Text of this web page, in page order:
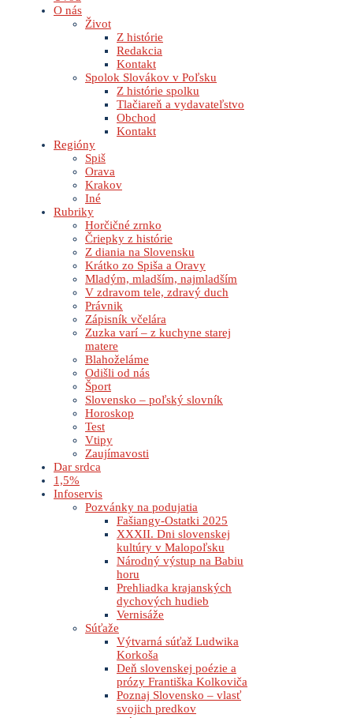
O nás
Život
Z histórie
Redakcia
Kontakt
Spolok Slovákov v Poľsku
Z histórie spolku
Tlačiareň a vydavateľstvo
Obchod
Kontakt
Regióny
Spiš
Orava
Krakov
Iné
Rubriky
Horčičné zrnko
Čriepky z histórie
Z diania na Slovensku
Krátko zo Spiša a Oravy
Mladým, mladším, najmladším
V zdravom tele, zdravý duch
Právnik
Zápisník včelára
Zuzka varí – z kuchyne starej
matere
Blahoželáme
Odišli od nás
Šport
Slovensko – poľský slovník
Horoskop
Test
Vtipy
Zaujímavosti
Dar srdca
1,5%
Infoservis
Pozvánky na podujatia
Fašiangy-Ostatki 2025
XXXII. Dni slovenskej
kultúry v Malopoľsku
Národný výstup na Babiu
horu
Prehliadka krajanských
dychových hudieb
Vernisáže
Súťaže
Výtvarná súťaž Ludwika
Korkoša
Deň slovenskej poézie a
prózy Františka Kolkoviča
Poznaj Slovensko – vlasť
svojich predkov